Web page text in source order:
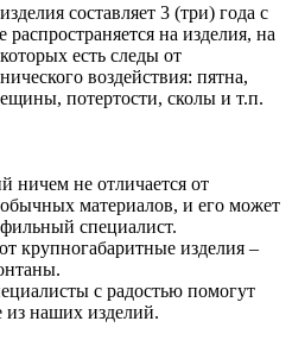
составляет 3 (три) года с
на изделия, на
есть следы от
воздействия: пятна,
потертости, сколы и т.п.
ничем не отличается от
материалов, и его может
специалист.
крупногабаритные изделия –
с радостью помогут
из наших изделий.